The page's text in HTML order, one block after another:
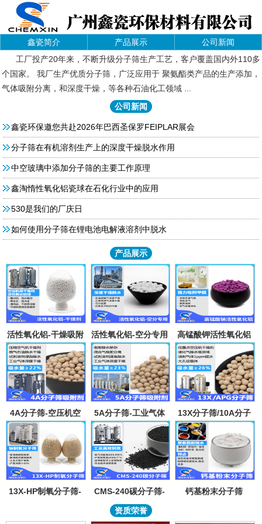
鑫瓷简介 产品展示
公司新闻
工厂投产20年来，不断升级分子筛生产工艺，客户覆盖国内外110多
个国家。 我厂生产优质分子筛，广泛应用于 聚氨酯类产品的生产添加，
气体吸附分离，和深度干燥，等各种石油化工领域 ...
公司新闻
鑫瓷环保邀您共赴2026年巴西圣保罗FEIPLAR展会
分子筛在有机溶剂生产上的深度干燥脱水作用
中空玻璃中添加分子筛的主要工作原理
鑫淘惰性氧化铝瓷球在石化行业中的应用
530是我们的厂庆日
如何使用分子筛在锂电池电解液溶剂中脱水
产品展示
活性氧化铝-干燥吸附
活性氧化铝-空分专用
吸附剂
高锰酸钾活性氧化铝
4A分子筛-空压机空
气气体吸水干燥颗粒-
溶剂试剂深度除水分
子筛吸附球
5A分子筛-工业气体
吸附纯化-溶剂深度除
水-混合气吸附分离
13X分子筛/10A分子
筛-lpglng燃气干燥除
异味除杂-空气低露点
干燥
13X-HP制氧分子筛-
筛95氧浓度-制氧钠分
CMS-240碳分子筛-
工业制氮机吸附剂炭
分子筛-99.999%浓度
钙基粉末分子筛
资质荣誉